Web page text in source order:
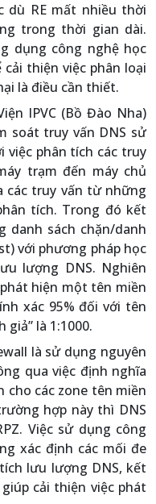
dù RE mất nhiều thời
trong thời gian dài.
dụng công nghệ học
thiện việc phân loại
là điều cần thiết.
IPVC (Bồ Đào Nha)
soát truy vấn DNS sử
việc phân tích các truy
trạm đến máy chủ
các truy vấn từ những
tích. Trong đó kết
danh sách chặn/danh
với phương pháp học
lượng DNS. Nghiên
hiện một tên miền
xác 95% đối với tên
là 1:1000.
là sử dụng nguyên
qua việc định nghĩa
cho các zone tên miền
hợp này thì DNS
Việc sử dụng công
xác định các mối đe
lưu lượng DNS, kết
cải thiện việc phát